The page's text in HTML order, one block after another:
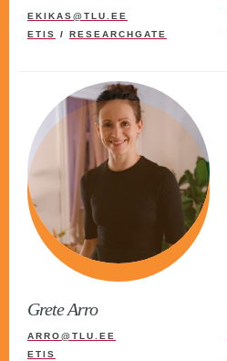
EKIKAS@TLU.EE
ETIS
/ RESEARCHGATE
Grete Arro
ARRO@TLU.EE
ETIS